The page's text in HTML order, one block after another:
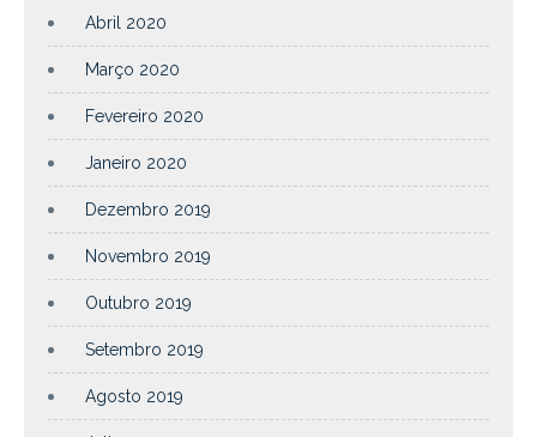
Abril 2020
Março 2020
Fevereiro 2020
Janeiro 2020
Dezembro 2019
Novembro 2019
Outubro 2019
Setembro 2019
Agosto 2019